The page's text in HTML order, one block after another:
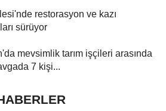
restorasyon ve kazı
sürüyor
mevsimlik tarım işçileri arasında
7 kişi...